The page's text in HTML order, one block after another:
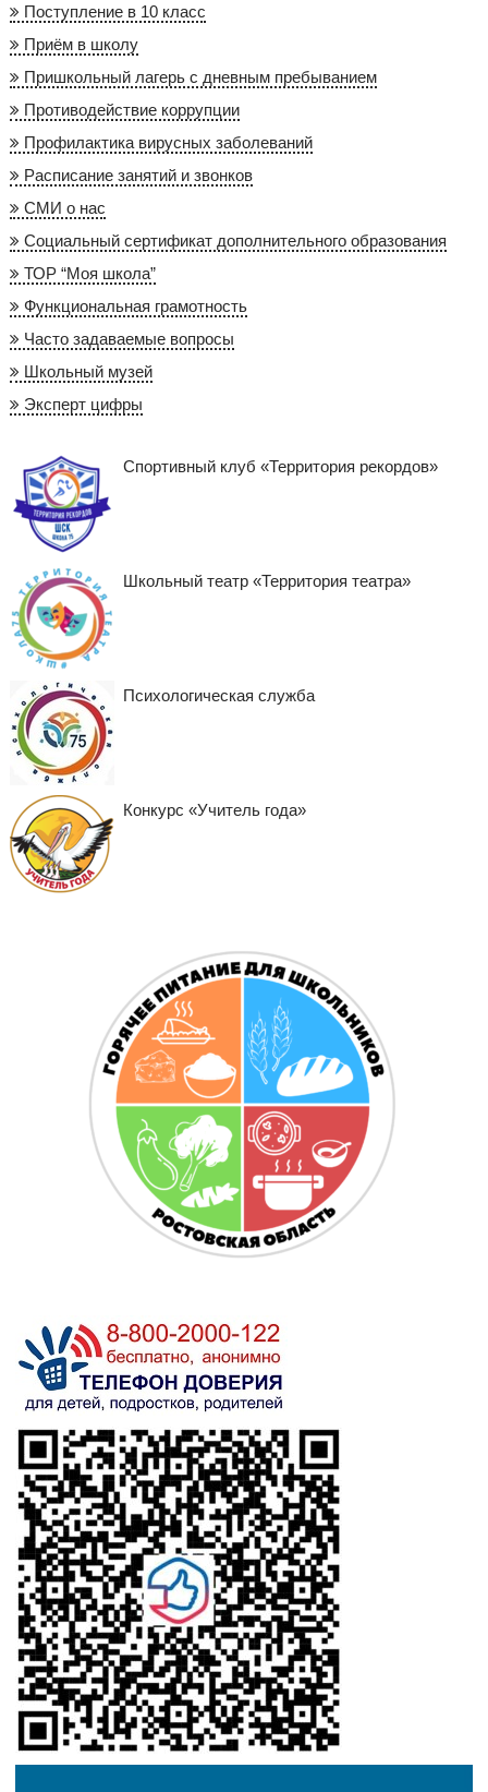
Поступление в 10 класс
Приём в школу
Пришкольный лагерь с дневным пребыванием
Противодействие коррупции
Профилактика вирусных заболеваний
Расписание занятий и звонков
СМИ о нас
Социальный сертификат дополнительного образования
ТОР “Моя школа”
Функциональная грамотность
Часто задаваемые вопросы
Школьный музей
Эксперт цифры
Спортивный клуб «Территория рекордов»
Школьный театр «Территория театра»
Психологическая служба
Конкурс «Учитель года»